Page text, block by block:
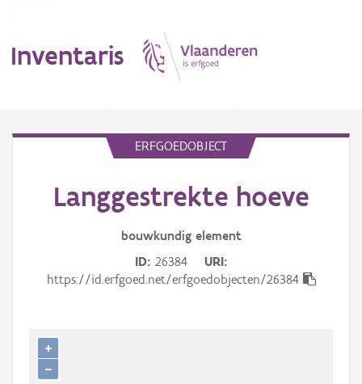
Inventaris
Erfgoedobject
Gebeurtenis
Persoon of collectief
ERFGOEDOBJECT
Langgestrekte hoeve
bouwkundig element
ID 26384
URI
https://id.erfgoed.net/erfgoedobjecten/26384
+
−